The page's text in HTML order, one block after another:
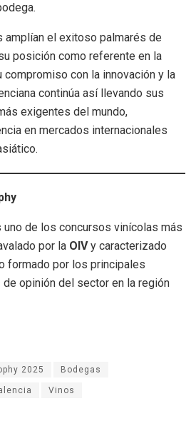
amplían el exitoso palmarés de
posición como referente en la
con la innovación y la
continúa así llevando sus
exigentes del mundo,
en mercados internacionales
uno de los concursos vinícolas más
por la OIVy caracterizado
formado por los principales
opinión del sector en la región
2025 Bodegas
Vinos